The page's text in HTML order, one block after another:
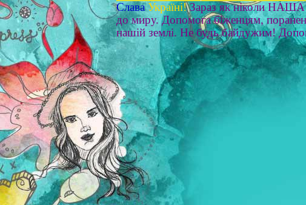
Слава Україні! Зараз як ніколи НАША
до миру. Допомога біженцям,
нашій землі. Не будь байдужим!